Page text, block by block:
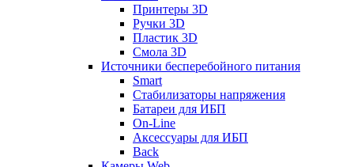
Принтеры 3D
Ручки 3D
Пластик 3D
Смола 3D
Источники бесперебойного питания
Smart
Стабилизаторы напряжения
Батареи для ИБП
On-Line
Аксессуары для ИБП
Back